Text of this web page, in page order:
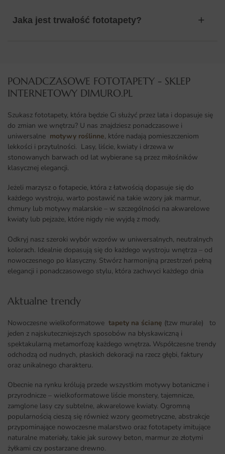
Jaka jest trwałość fototapety?
PONADCZASOWE FOTOTAPETY - SKLEP
INTERNETOWY DIMURO.PL​
Szukasz fototapety, która będzie Ci służyć przez lata i dopasuje się
do zmian we wnętrzu? U nas znajdziesz ponadczasowe i
uniwersalne motywy roślinne, które nadają pomieszczeniom
lekkości i przytulności. Lasy, liście, kwiaty i drzewa w
stonowanych barwach od lat wybierane są przez miłośników
klasycznej elegancji.
Jeżeli marzysz o fotapecie, która z łatwością dopasuje się do
każdego wystroju, warto postawić na takie wzory jak marmur,
chmury lub motywy malarskie – w szczególności na akwarelowe
kwiaty lub pejzaże, które nigdy nie wyjdą z mody.
Odkryj nasz szeroki wybór wzorów w uniwersalnych, neutralnych
kolorach. Idealnie dopasują się do każdego wystroju wnętrza – od
nowoczesnego po klasyczny. Stwórz harmonijną przestrzeń pełną
elegancji i ponadczasowego stylu, która zachwyci każdego dnia
Aktualne trendy​
Nowoczesne wielkoformatowe tapety na ścianę (tzw murale) to
jeden z najskuteczniejszych sposobów na błyskawiczną i
spektakularną metamorfozę każdego wnętrza. Współczesne trendy
odchodzą od nudnych, płaskich dekoracji na rzecz głębi, faktury
oraz unikalnego charakteru.
Obecnie na rynku królują przede wszystkim motywy botaniczne i
przyrodnicze – wielkoformatowe liście monstery, tajemnicze,
zamglone lasy czy subtelne, akwarelowe kwiaty. Ogromną
popularnością cieszą się również wzory geometryczne, abstrakcje
przypominające nowoczesne malarstwo oraz fototapety imitujące
naturalne materiały, takie jak surowy beton, marmur ze złotymi
żyłkami czy postarzane drewno.